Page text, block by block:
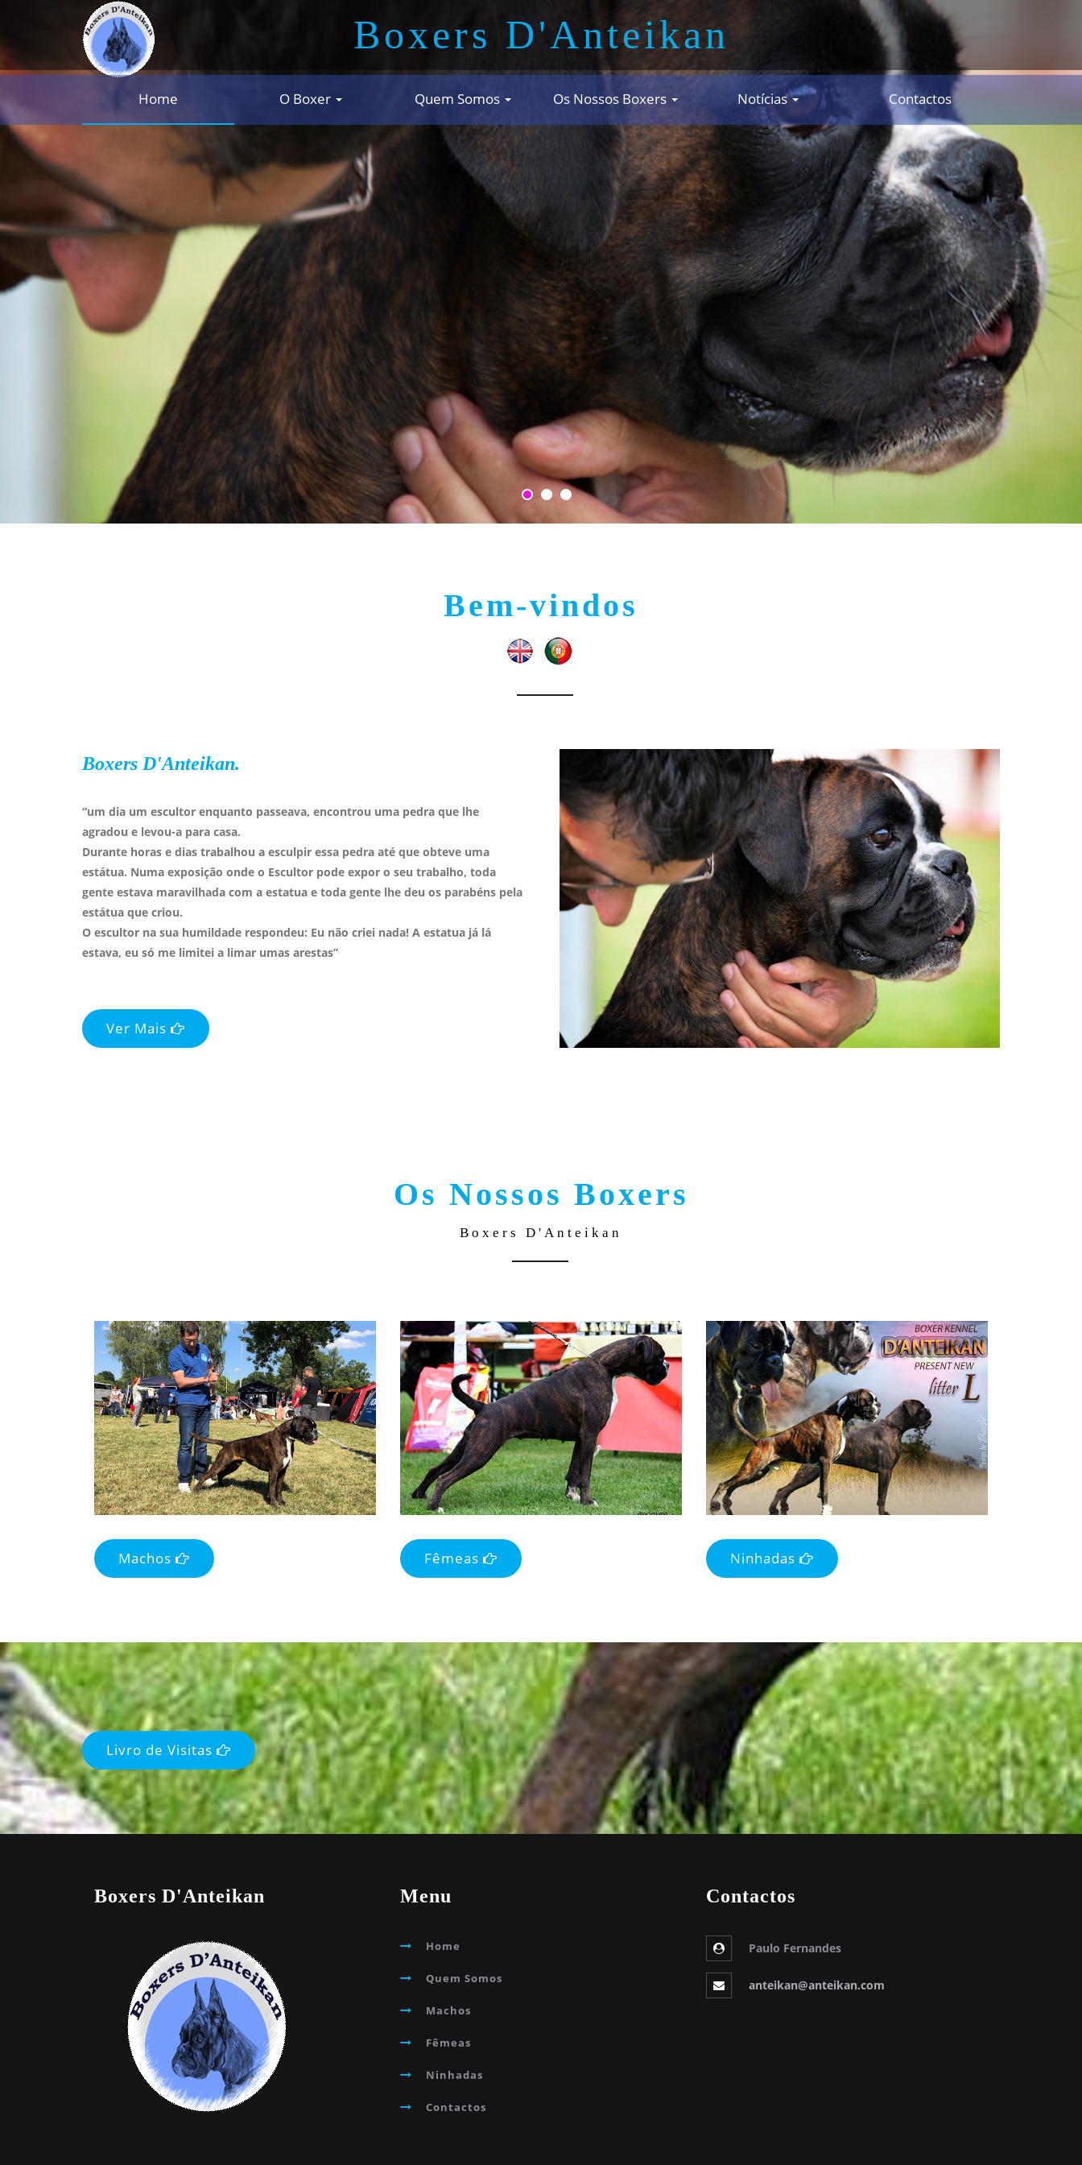
Boxers D'Anteikan
Home O Boxer Quem Somos Os Nossos Boxers Notícias Contactos
BOXERS D'ANTEIKAN
Bem-vindos
Boxers D'Anteikan.
“um dia um escultor enquanto passeava, encontrou uma pedra que lhe
agradou e levou-a para casa.
Durante horas e dias trabalhou a esculpir essa pedra até que obteve uma
estátua. Numa exposição onde o Escultor pode expor o seu trabalho, toda
gente estava maravilhada com a estatua e toda gente lhe deu os parabéns pela
estátua que criou.
O escultor na sua humildade respondeu: Eu não criei nada! A estatua já lá
estava, eu só me limitei a limar umas arestas”
Ver Mais
Os Nossos Boxers
Boxers D'Anteikan
Machos Fêmeas Ninhadas
Livro de Visitas
Boxers D'Anteikan Menu
Home
Quem Somos
Machos
Fêmeas
Ninhadas
Contactos
Contactos
Paulo Fernandes
anteikan@anteikan.com